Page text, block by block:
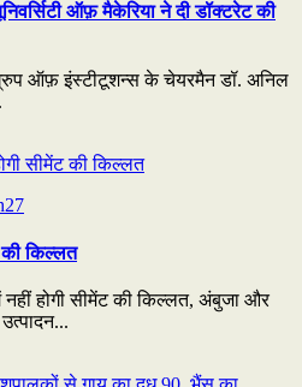
ऑफ़ मैकेरिया ने दी डॉक्टरेट की
ग्रुप ऑफ़ इंस्टीटूशन्स के चेयरमैन डॉ. अनिल
की किल्लत
नहीं होगी सीमेंट की किल्लत, अंबुजा और